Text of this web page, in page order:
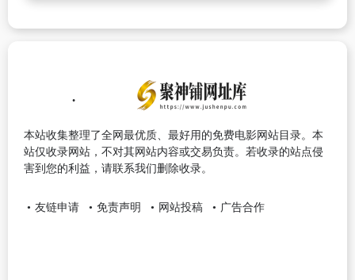
本站收集整理了全网最优质、最好用的免费电影网站目录。本
站仅收录网站，不对其网站内容或交易负责。若收录的站点侵
害到您的利益，请联系我们删除收录。
友链申请 免责声明 网站投稿 广告合作